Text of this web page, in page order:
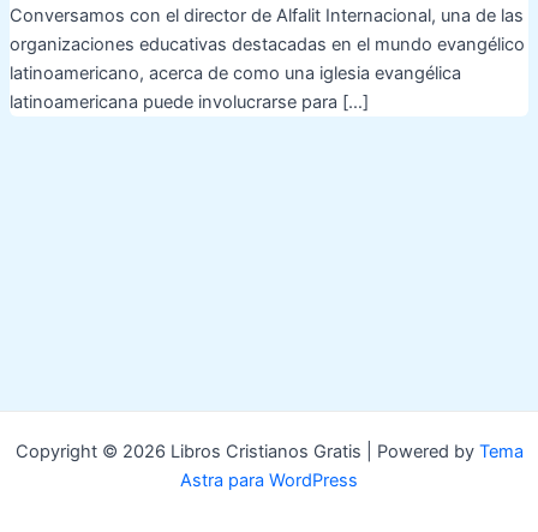
Conversamos con el director de Alfalit Internacional, una de las
organizaciones educativas destacadas en el mundo evangélico
latinoamericano, acerca de como una iglesia evangélica
latinoamericana puede involucrarse para […]
Copyright © 2026 Libros Cristianos Gratis | Powered by Tema
Astra para WordPress